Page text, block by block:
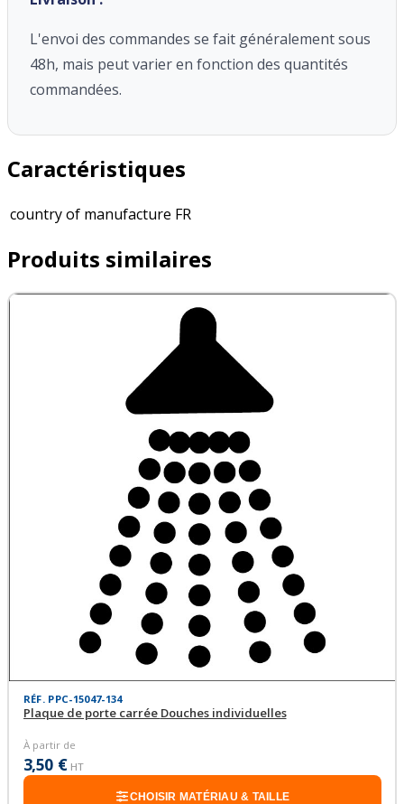
L'envoi des commandes se fait généralement sous
48h, mais peut varier en fonction des quantités
commandées.
Caractéristiques
country of manufacture FR
Produits similaires
RÉF. PPC-15047-134
Plaque de porte carrée Douches individuelles
À partir de
3,50 € HT
CHOISIR MATÉRIAU & TAILLE